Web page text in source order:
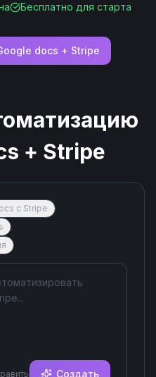
Бесплатно для старта
docs + Stripe
+ Stripe
с Stripe
Создать